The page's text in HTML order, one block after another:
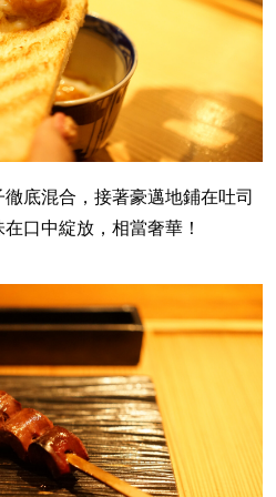
底混合，接著豪邁地鋪在吐司
口中綻放，相當奢華！